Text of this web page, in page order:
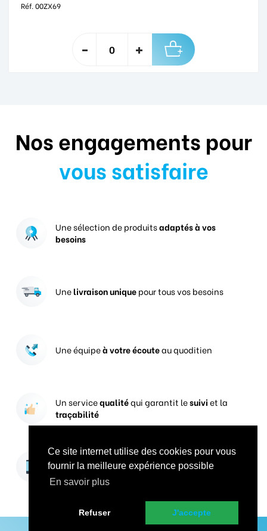
Ce site internet utilise des cookies pour vous
fournir la meilleure expérience possible
En savoir plus
Refuser J'accepte
Réf. 00ZX69
Nos engagements pour
vous satisfaire
Une sélection de produitsadaptés à vos
besoins
Unelivraison uniquepour tous vos besoins
Une équipeà votre écouteau quoditien
Un servicequalitéqui garantit lesuiviet la
traçabilité
Vos prises de commandesouvertes 24h/24